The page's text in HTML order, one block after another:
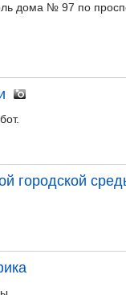
дома № 97 по
городской